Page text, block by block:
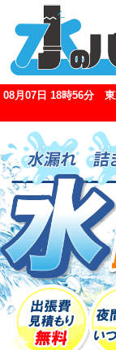
08月07日 18時56分 東